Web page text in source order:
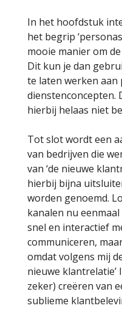
In het hoofdstuk
het begrip
mooie manier om
Dit kun je dan
te laten werken aan
dienstenconcepten.
hierbij helaas niet
Tot slot wordt een
van bedrijven die
van ‘de nieuwe
hierbij bijna
worden genoemd.
kanalen nu
snel en interactief
communiceren,
omdat volgens mij
nieuwe
zeker) creëren van
sublieme